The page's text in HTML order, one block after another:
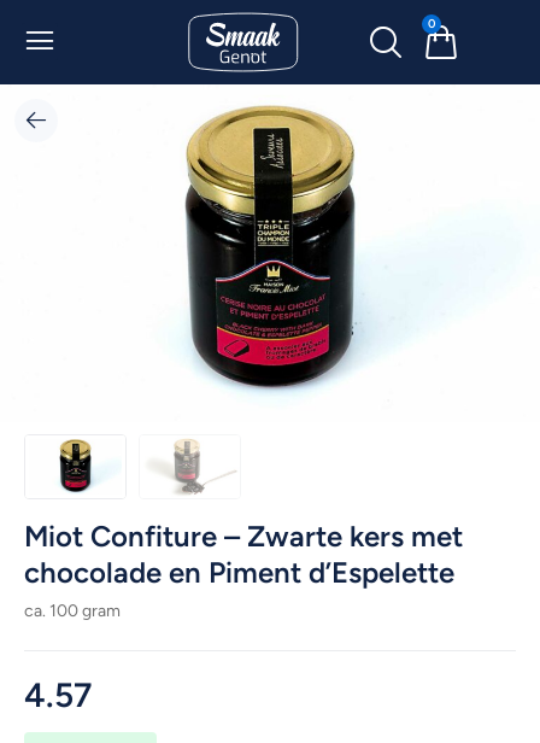
0
Miot Confiture – Zwarte kers met
chocolade en Piment d’Espelette
ca. 100 gram
4.57